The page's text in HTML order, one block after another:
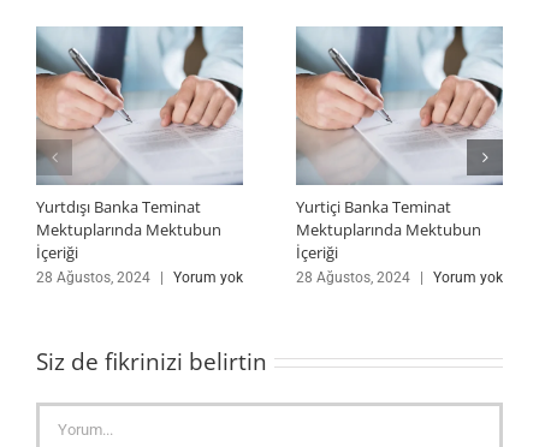
Yurtdışı Banka Teminat
Mektuplarında Mektubun
İçeriği
28 Ağustos, 2024 | Yorum yok
Yurtiçi Banka Teminat
Mektuplarında Mektubun
İçeriği
28 Ağustos, 2024 | Yorum yok
Siz de fikrinizi belirtin